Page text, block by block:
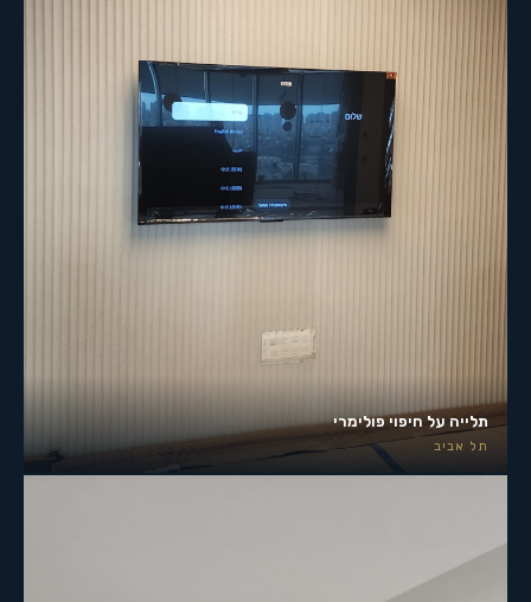
תלייה על חיפוי פולימרי
תל אביב